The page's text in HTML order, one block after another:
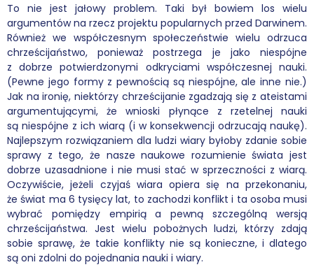
To nie jest jałowy problem. Taki był bowiem los wielu
argumentów na rzecz projektu popularnych przed Darwinem.
Również we współczesnym społeczeństwie wielu odrzuca
chrześcijaństwo, ponieważ postrzega je jako niespójne
z dobrze potwierdzonymi odkryciami współczesnej nauki.
(Pewne jego formy z pewnością są niespójne, ale inne nie.)
Jak na ironię, niektórzy chrześcijanie zgadzają się z ateistami
argumentującymi, że wnioski płynące z rzetelnej nauki
są niespójne z ich wiarą (i w konsekwencji odrzucają naukę).
Najlepszym rozwiązaniem dla ludzi wiary byłoby zdanie sobie
sprawy z tego, że nasze naukowe rozumienie świata jest
dobrze uzasadnione i nie musi stać w sprzeczności z wiarą.
Oczywiście, jeżeli czyjaś wiara opiera się na przekonaniu,
że świat ma 6 tysięcy lat, to zachodzi konflikt i ta osoba musi
wybrać pomiędzy empirią a pewną szczególną wersją
chrześcijaństwa. Jest wielu pobożnych ludzi, którzy zdają
sobie sprawę, że takie konflikty nie są konieczne, i dlatego
są oni zdolni do pojednania nauki i wiary.